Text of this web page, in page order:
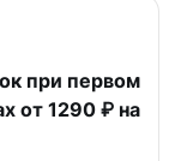
при первом
от 1290 ₽ на